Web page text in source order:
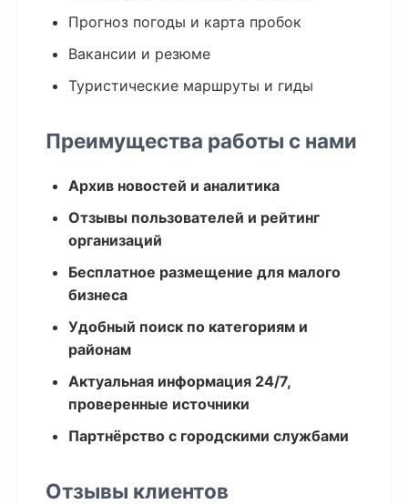
Прогноз погоды и карта пробок
Вакансии и резюме
Туристические маршруты и гиды
Преимущества работы с нами
Архив новостей и аналитика
Отзывы пользователей и рейтинг
организаций
Бесплатное размещение для малого
бизнеса
Удобный поиск по категориям и
районам
Актуальная информация 24/7,
проверенные источники
Партнёрство с городскими службами
Отзывы клиентов